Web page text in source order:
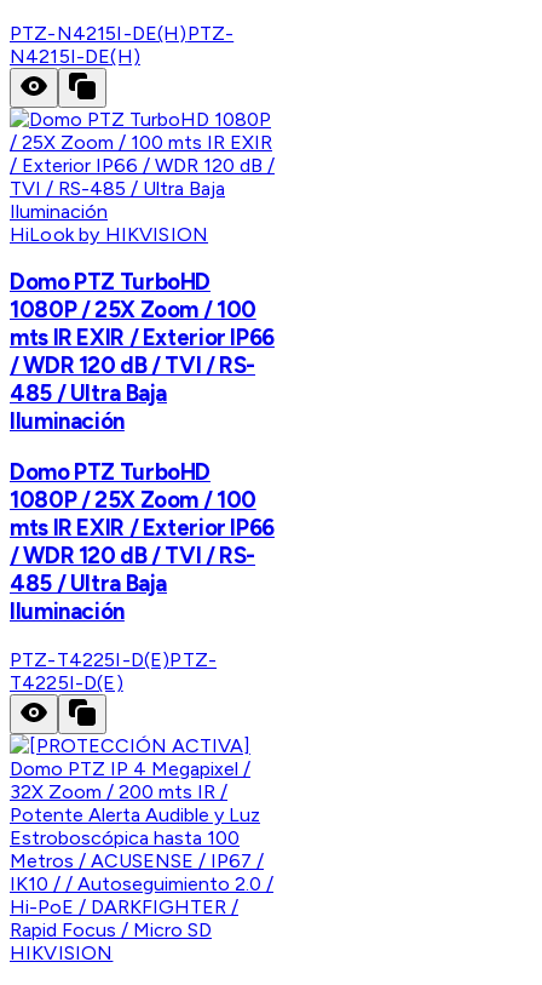
PTZ-N4215I-DE(H)PTZ-
N4215I-DE(H)
HiLook by HIKVISION
Domo PTZ TurboHD
1080P / 25X Zoom / 100
mts IR EXIR / Exterior IP66
/ WDR 120 dB / TVI / RS-
485 / Ultra Baja
Iluminación
Domo PTZ TurboHD
1080P / 25X Zoom / 100
mts IR EXIR / Exterior IP66
/ WDR 120 dB / TVI / RS-
485 / Ultra Baja
Iluminación
PTZ-T4225I-D(E)PTZ-
T4225I-D(E)
HIKVISION